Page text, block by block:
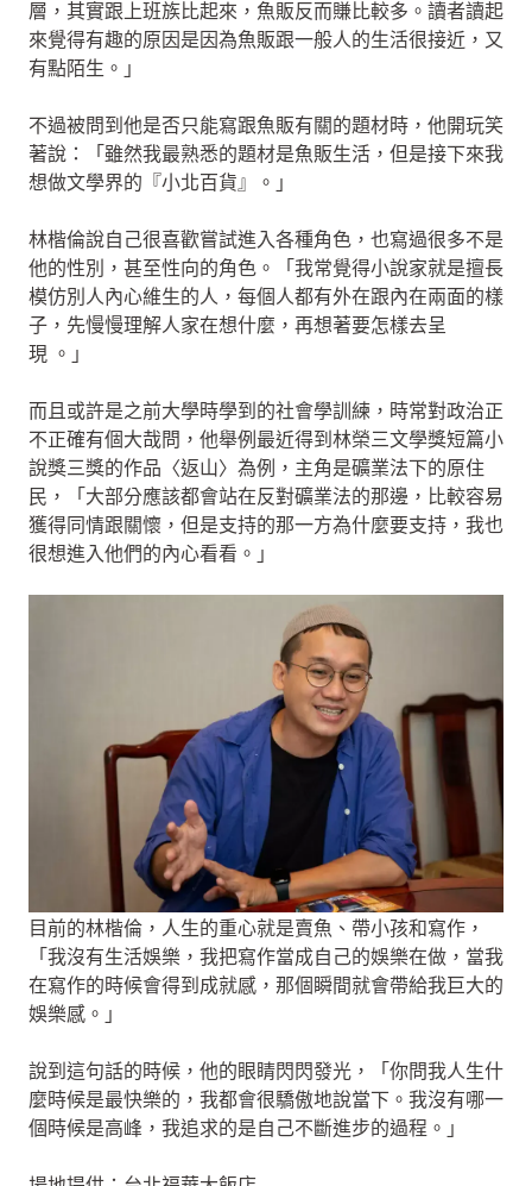
層，其實跟上班族比起來，魚販反而賺比較多。讀者讀起
來覺得有趣的原因是因為魚販跟一般人的生活很接近，又
有點陌生。」
不過被問到他是否只能寫跟魚販有關的題材時，他開玩笑
著說：「雖然我最熟悉的題材是魚販生活，但是接下來我
想做文學界的『小北百貨』。」
林楷倫說自己很喜歡嘗試進入各種角色，也寫過很多不是
他的性別，甚至性向的角色。「我常覺得小說家就是擅長
模仿別人內心維生的人，每個人都有外在跟內在兩面的樣
子，先慢慢理解人家在想什麼，再想著要怎樣去呈
現 。」
而且或許是之前大學時學到的社會學訓練，時常對政治正
不正確有個大哉問，他舉例最近得到林榮三文學獎短篇小
說獎三獎的作品〈返山〉為例，主角是礦業法下的原住
民，「大部分應該都會站在反對礦業法的那邊，比較容易
獲得同情跟關懷，但是支持的那一方為什麼要支持，我也
很想進入他們的內心看看。」
目前的林楷倫，人生的重心就是賣魚、帶小孩和寫作，
「我沒有生活娛樂，我把寫作當成自己的娛樂在做，當我
在寫作的時候會得到成就感，那個瞬間就會帶給我巨大的
娛樂感。」
說到這句話的時候，他的眼睛閃閃發光，「你問我人生什
麼時候是最快樂的，我都會很驕傲地說當下。我沒有哪一
個時候是高峰，我追求的是自己不斷進步的過程。」